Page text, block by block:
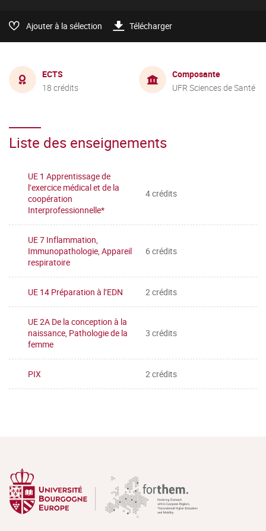
Ajouter à la sélection Télécharger
ECTS
18 crédits
Composante
UFR Sciences de Santé
Liste des enseignements
UE 1 Apprentissage de
l’exercice médical et de la
coopération
Interprofessionnelle*
4 crédits
UE 7 Inflammation,
Immunopathologie, Appareil
respiratoire
6 crédits
UE 14 Préparation à l’EDN 2 crédits
UE 2A De la conception à la
naissance, Pathologie de la
femme
3 crédits
PIX 2 crédits